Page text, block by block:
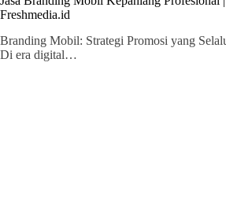
Freshmedia.id
Branding Mobil: Strategi Promosi yang
Di era digital…